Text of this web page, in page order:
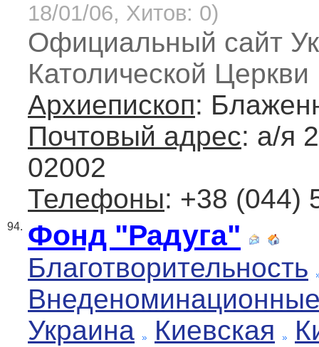
18/01/06, Хитов: 0)
Официальный сайт
Католической Церкви
Архиепископ:
Почтовый адрес: а/я
02002
Телефоны: +38 (044)
94. Фонд "Радуга"
Благотворительность
Украина
Киевская